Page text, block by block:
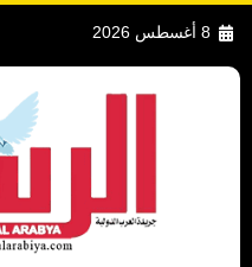
8 أغسطس 2026